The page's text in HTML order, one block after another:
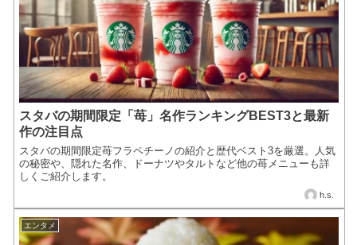
スタバの期間限定「苺」名作ランキングBEST3と最新
作の注目点
スタバの期間限定苺フラペチーノの紹介と歴代ベスト3を厳選。人気
の秘密や、隠れた名作、ドーナツやタルトなど他の苺メニューも詳
しくご紹介します。
h.s.
エンタメ